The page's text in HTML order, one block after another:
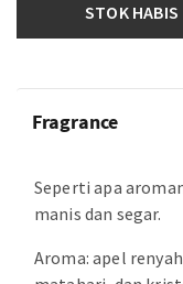
STOK HABIS
Fragrance
Seperti apa
manis dan segar.
Aroma: apel